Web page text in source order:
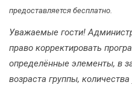
предоставляется бесплатно.
Уважаемые гости!
право корректировать
определённые элементы, в
возраста группы,